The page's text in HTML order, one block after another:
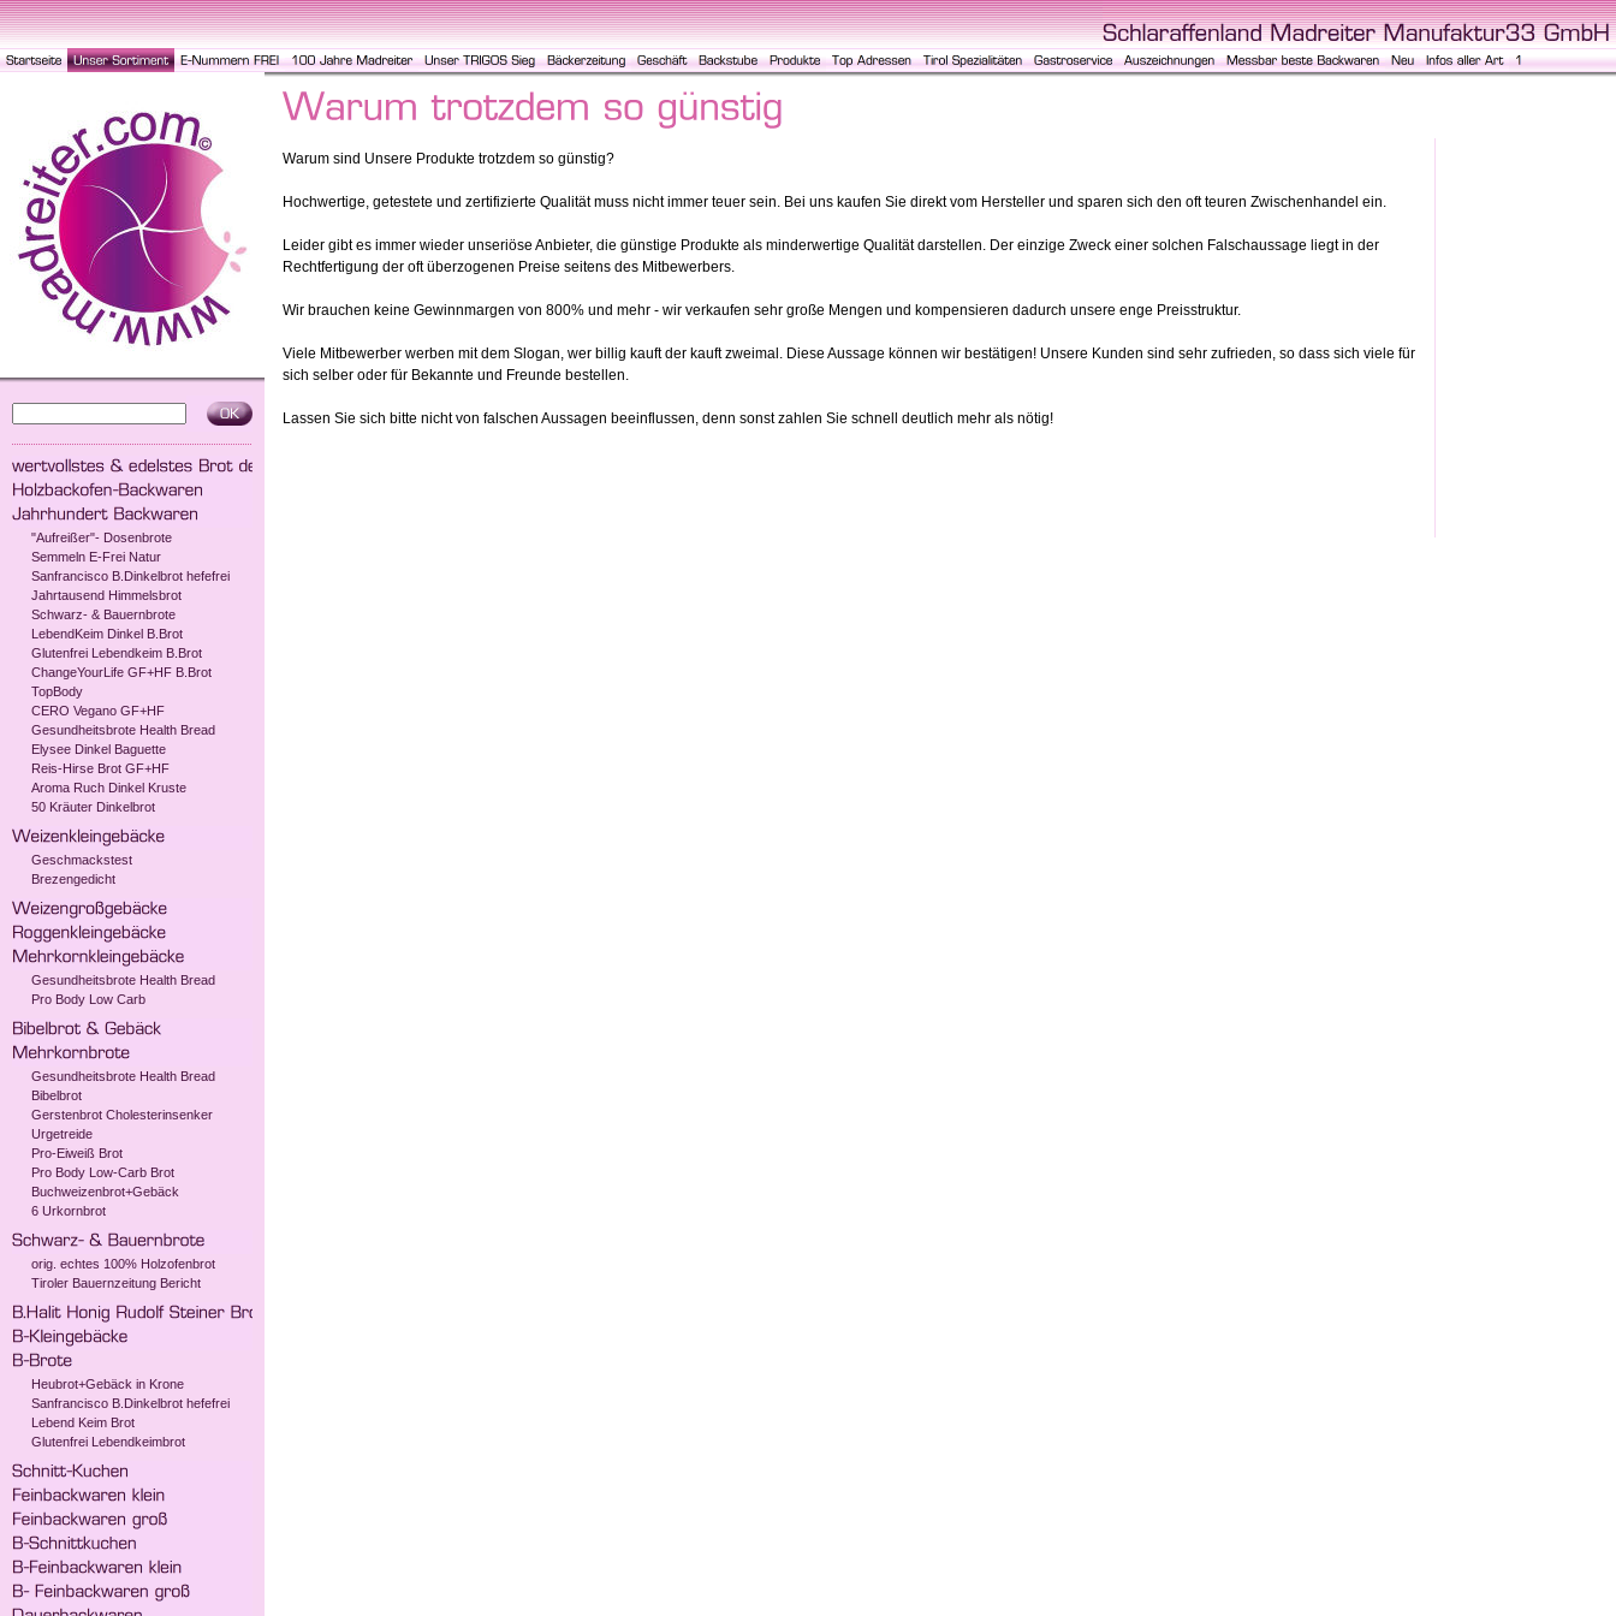
"Aufreißer"- Dosenbrote
Semmeln E-Frei Natur
Sanfrancisco B.Dinkelbrot hefefrei
Jahrtausend Himmelsbrot
Schwarz- & Bauernbrote
LebendKeim Dinkel B.Brot
Glutenfrei Lebendkeim B.Brot
ChangeYourLife GF+HF B.Brot
TopBody
CERO Vegano GF+HF
Gesundheitsbrote Health Bread
Elysee Dinkel Baguette
Reis-Hirse Brot GF+HF
Aroma Ruch Dinkel Kruste
50 Kräuter Dinkelbrot
Geschmackstest
Brezengedicht
Gesundheitsbrote Health Bread
Pro Body Low Carb
Gesundheitsbrote Health Bread
Bibelbrot
Gerstenbrot Cholesterinsenker
Urgetreide
Pro-Eiweiß Brot
Pro Body Low-Carb Brot
Buchweizenbrot+Gebäck
6 Urkornbrot
orig. echtes 100% Holzofenbrot
Tiroler Bauernzeitung Bericht
Heubrot+Gebäck in Krone
Sanfrancisco B.Dinkelbrot hefefrei
Lebend Keim Brot
Glutenfrei Lebendkeimbrot
Warum sind Unsere Produkte trotzdem so günstig?
Hochwertige, getestete und zertifizierte Qualität muss nicht immer teuer sein. Bei uns kaufen Sie direkt vom Hersteller und sparen sich den oft teuren Zwischenhandel ein.
Leider gibt es immer wieder unseriöse Anbieter, die günstige Produkte als minderwertige Qualität darstellen. Der einzige Zweck einer solchen Falschaussage liegt in der
Rechtfertigung der oft überzogenen Preise seitens des Mitbewerbers.
Wir brauchen keine Gewinnmargen von 800% und mehr - wir verkaufen sehr große Mengen und kompensieren dadurch unsere enge Preisstruktur.
Viele Mitbewerber werben mit dem Slogan, wer billig kauft der kauft zweimal. Diese Aussage können wir bestätigen! Unsere Kunden sind sehr zufrieden, so dass sich viele für
sich selber oder für Bekannte und Freunde bestellen.
Lassen Sie sich bitte nicht von falschen Aussagen beeinflussen, denn sonst zahlen Sie schnell deutlich mehr als nötig!